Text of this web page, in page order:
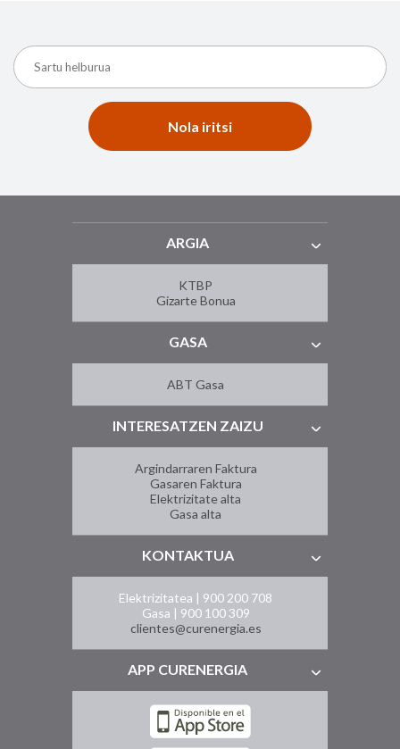
Nola iritsi
ARGIA
KTBP
Gizarte Bonua
GASA
ABT Gasa
INTERESATZEN ZAIZU
Argindarraren Faktura
Gasaren Faktura
Elektrizitate alta
Gasa alta
KONTAKTUA
Elektrizitatea | 900 200 708
Gasa | 900 100 309
clientes@curenergia.es
APP CURENERGIA